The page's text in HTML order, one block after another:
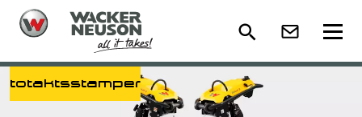
totaktsstamper